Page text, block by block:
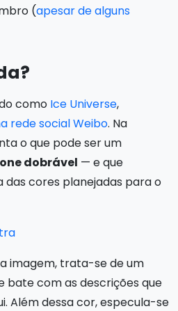
(apesar de alguns
como Ice Universe,
rede social Weibo. Na
o que pode ser um
dobrável — e que
cores planejadas para o
imagem, trata-se de um
bate com as descrições que
Além dessa cor, especula-se